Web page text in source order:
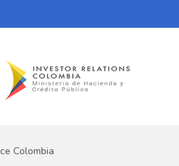
Colombia